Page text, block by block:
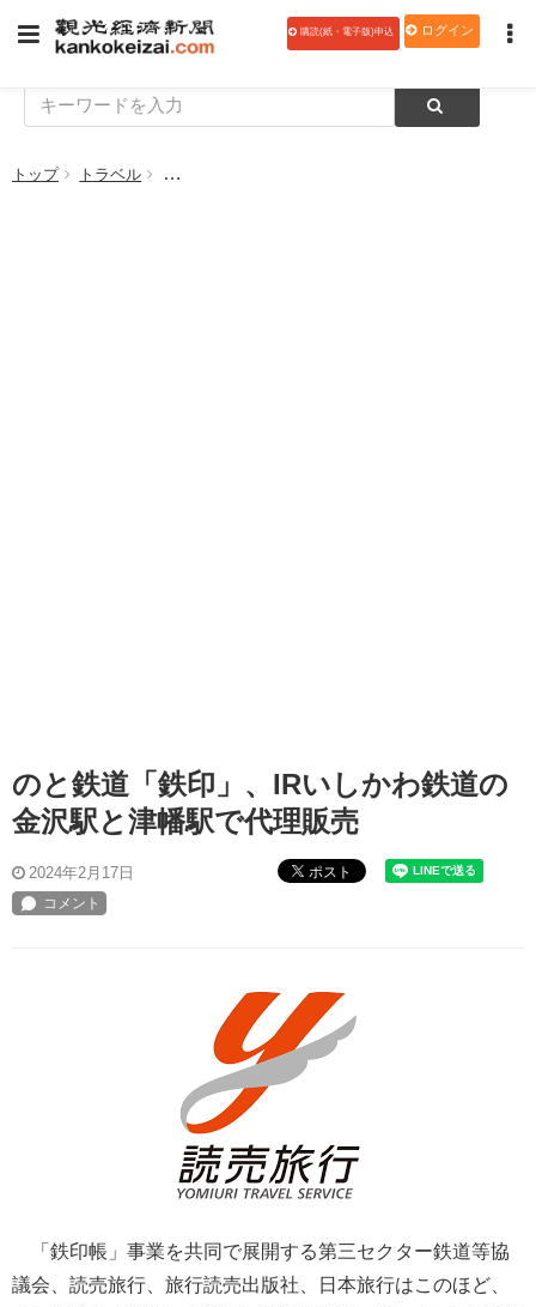
購読(紙・電子版)申込 ログイン
トップ トラベル のと鉄道「鉄印」、IRいしかわ鉄道の金沢駅と津幡
のと鉄道「鉄印」、IRいしかわ鉄道の
金沢駅と津幡駅で代理販売
2024年2月17日 ポスト
「鉄印帳」事業を共同で展開する第三セクター鉄道等協
議会、読売旅行、旅行読売出版社、日本旅行はこのほど、